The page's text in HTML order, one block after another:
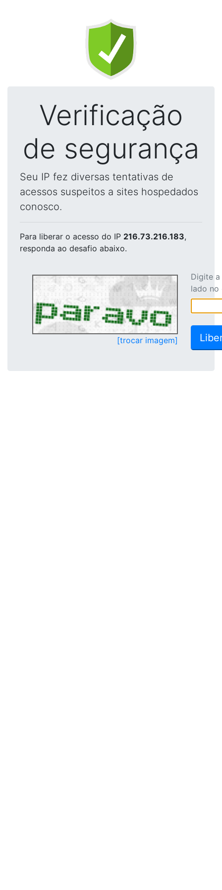
Verificação
de segurança
Seu IP fez diversas tentativas de
acessos suspeitos a sites hospedados
conosco.
Para liberar o acesso do IP 216.73.216.183,
responda ao desafio abaixo.
[trocar imagem]
Digite
lado no